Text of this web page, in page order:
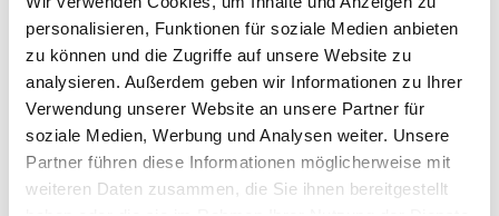
personalisieren, Funktionen für soziale Medien anbieten
zu können und die Zugriffe auf unsere Website zu
analysieren. Außerdem geben wir Informationen zu Ihrer
Verwendung unserer Website an unsere Partner für
soziale Medien, Werbung und Analysen weiter. Unsere
Partner führen diese Informationen möglicherweise mit
weiteren Daten zusammen, die Sie ihnen bereitgestellt
Archiv 2012
Archiv 2011
Archiv 2010
Archiv 2008
Archiv 2007